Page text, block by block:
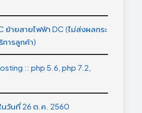
ย้ายสายไฟฟ้า DC (ไม่ส่งผลกระ
การลูกค้า)
:: php 5.6, php 7.2,
นวันที่ 26 ต.ค. 2560